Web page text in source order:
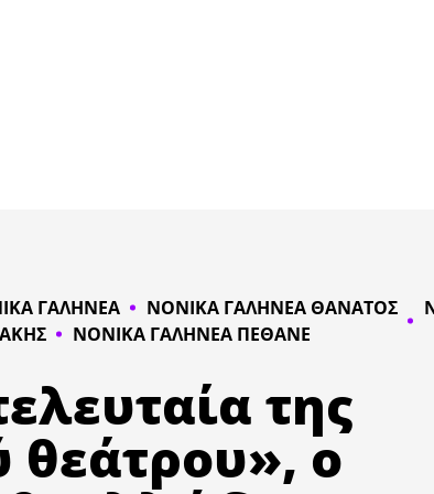
ΓΑΛΗΝΕΑ ΝΟΝΙΚΑ ΓΑΛΗΝΕΑ ΘΑΝΑΤΟΣ
ΝΟΝΙΚΑ ΓΑΛΗΝΕΑ ΠΕΘΑΝΕ
της
θεάτρου», ο